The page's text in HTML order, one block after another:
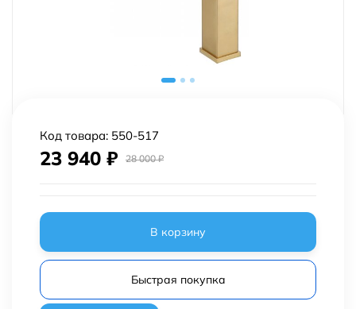
Код товара: 550-517
23 940 ₽ 28 000₽
В корзину
Быстрая покупка